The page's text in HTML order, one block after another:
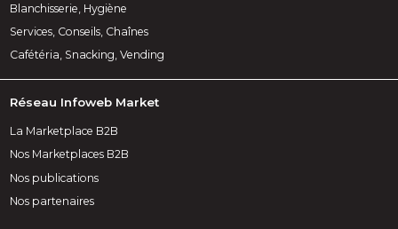
Blanchisserie, Hygiène
Services, Conseils, Chaînes
Cafétéria, Snacking, Vending
Réseau Infoweb Market
La Marketplace B2B
Nos Marketplaces B2B
Nos publications
Nos partenaires